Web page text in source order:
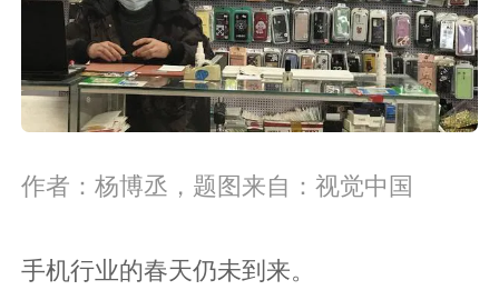
作者：杨博丞，题图来自：视觉中国
手机行业的春天仍未到来。